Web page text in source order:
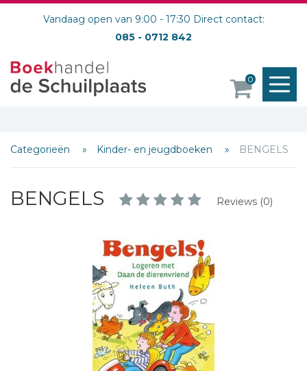
Vandaag open van 9:00 - 17:30 Direct contact:
085 - 0712 842
0
Categorieën Kinder- en jeugdboeken BENGELS
BENGELS Reviews (0)
Schrijf hieronder je review!